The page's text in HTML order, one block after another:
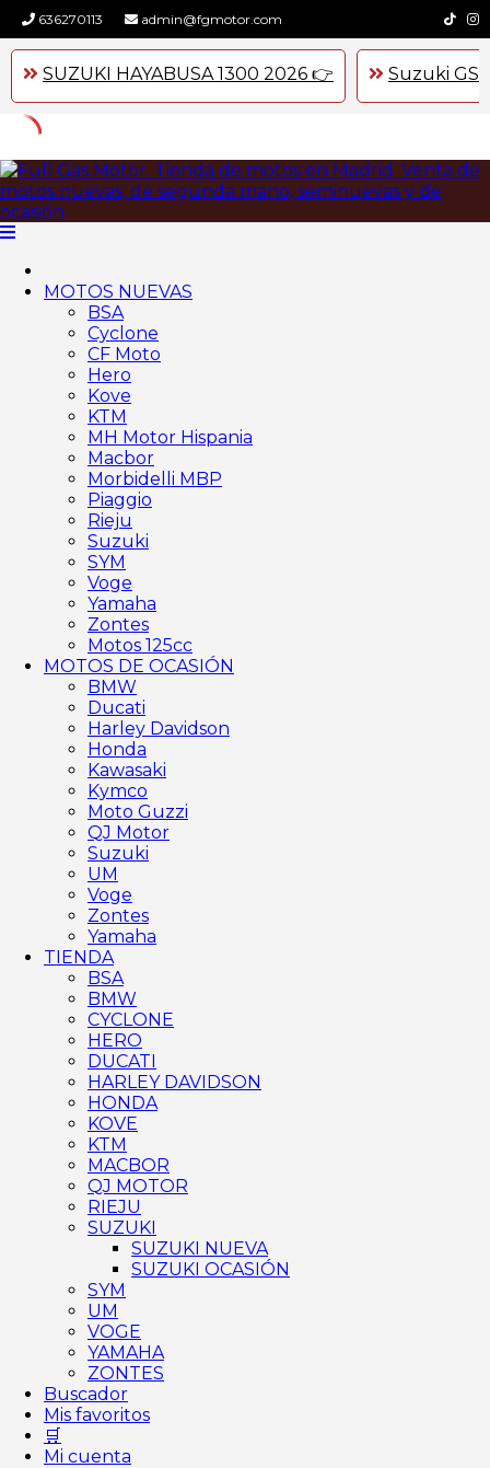
636270113 admin@fgmotor.com
SUZUKI HAYABUSA 1300 2026 👉 Suzuki
Skip
to
content
MOTOS NUEVAS
BSA
Cyclone
CF Moto
Hero
Kove
KTM
MH Motor Hispania
Macbor
Morbidelli MBP
Piaggio
Rieju
Suzuki
SYM
Voge
Yamaha
Zontes
Motos 125cc
MOTOS DE OCASIÓN
BMW
Ducati
Harley Davidson
Honda
Kawasaki
Kymco
Moto Guzzi
QJ Motor
Suzuki
UM
Voge
Zontes
Yamaha
TIENDA
BSA
BMW
CYCLONE
HERO
DUCATI
HARLEY DAVIDSON
HONDA
KOVE
KTM
MACBOR
QJ MOTOR
RIEJU
SUZUKI
SUZUKI NUEVA
SUZUKI OCASIÓN
SYM
UM
VOGE
YAMAHA
ZONTES
Buscador
Mis favoritos
🛒
Mi cuenta